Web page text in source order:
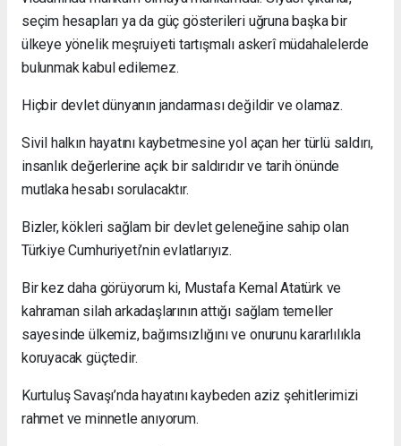
seçim hesapları ya da güç gösterileri uğruna başka bir
ülkeye yönelik meşruiyeti tartışmalı askerî müdahalelerde
bulunmak kabul edilemez.
Hiçbir devlet dünyanın jandarması değildir ve olamaz.
Sivil halkın hayatını kaybetmesine yol açan her türlü saldırı,
insanlık değerlerine açık bir saldırıdır ve tarih önünde
mutlaka hesabı sorulacaktır.
Bizler, kökleri sağlam bir devlet geleneğine sahip olan
Türkiye Cumhuriyeti’nin evlatlarıyız.
Bir kez daha görüyorum ki, Mustafa Kemal Atatürk ve
kahraman silah arkadaşlarının attığı sağlam temeller
sayesinde ülkemiz, bağımsızlığını ve onurunu kararlılıkla
koruyacak güçtedir.
Kurtuluş Savaşı’nda hayatını kaybeden aziz şehitlerimizi
rahmet ve minnetle anıyorum.